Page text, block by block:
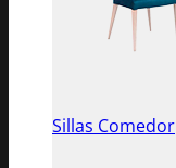
Sillas Comedor